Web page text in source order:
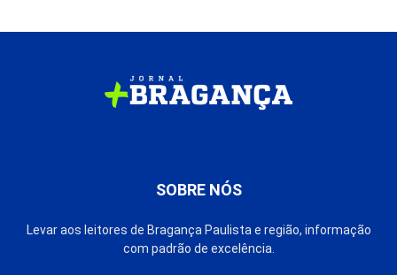
SOBRE NÓS
Levar aos leitores de Bragança Paulista e região, informação
com padrão de excelência.